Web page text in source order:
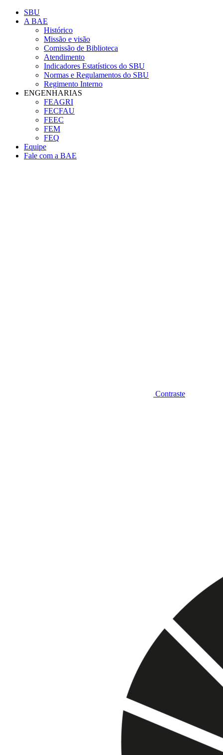
Conteúdo principal
SBU
A BAE
Histórico
Missão e visão
Comissão de Biblioteca
Atendimento
Indicadores Estatísticos do SBU
Normas e Regulamentos do SBU
Regimento Interno
ENGENHARIAS
FEAGRI
FECFAU
FEEC
FEM
FEQ
Equipe
Fale com a BAE
Contraste